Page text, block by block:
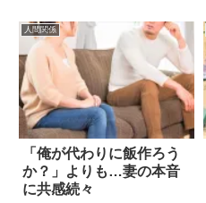
人間関係
「俺が代わりに飯作ろう
か？」よりも…妻の本音
に共感続々